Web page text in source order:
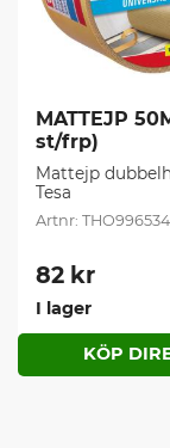
MATTEJP
st/frp)
Mattejp
Tesa
THO996534
82 kr
I lager